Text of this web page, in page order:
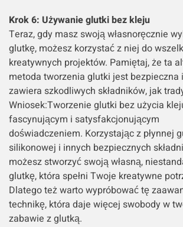
Krok 6: Używanie glutki bez kleju
Teraz, gdy masz swoją własnoręcznie
glutkę, możesz korzystać z niej do
kreatywnych projektów. Pamiętaj, że ta
metoda tworzenia glutki jest bezpieczna
zawiera szkodliwych składników, jak
Wniosek:Tworzenie glutki bez użycia
fascynującym i satysfakcjonującym
doświadczeniem. Korzystając z płynnej
silikonowej i innych bezpiecznych
możesz stworzyć swoją własną,
glutkę, która spełni Twoje kreatywne
Dlatego też warto wypróbować tę
technikę, która daje więcej swobody w
zabawie z glutką.